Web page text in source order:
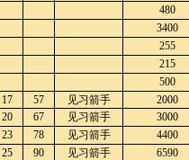
480
3400
255
215
500
17 57 见习箭手
2000
20 67 见习箭手
3000
23 78 见习箭手
4400
25 90 见习箭手
6590